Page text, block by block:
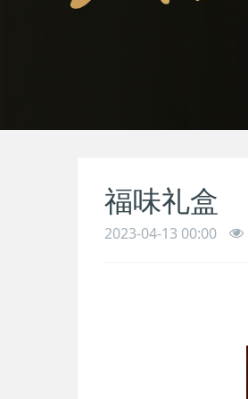
福味礼盒
2023-04-13 00:00